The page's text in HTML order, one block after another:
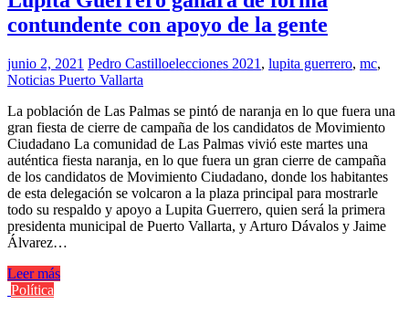
contundente con apoyo de la gente
junio 2, 2021 Pedro Castilloelecciones 2021 , lupita guerrero, mc,
Noticias Puerto Vallarta
La población de Las Palmas se pintó de naranja en lo que fuera una
gran fiesta de cierre de campaña de los candidatos de Movimiento
Ciudadano La comunidad de Las Palmas vivió este martes una
auténtica fiesta naranja, en lo que fuera un gran cierre de campaña
de los candidatos de Movimiento Ciudadano, donde los habitantes
de esta delegación se volcaron a la plaza principal para mostrarle
todo su respaldo y apoyo a Lupita Guerrero, quien será la primera
presidenta municipal de Puerto Vallarta, y Arturo Dávalos y Jaime
Álvarez…
Leer más
Política